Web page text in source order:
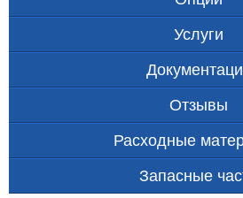
Услуги
Отзывы
Расходные
Запасные